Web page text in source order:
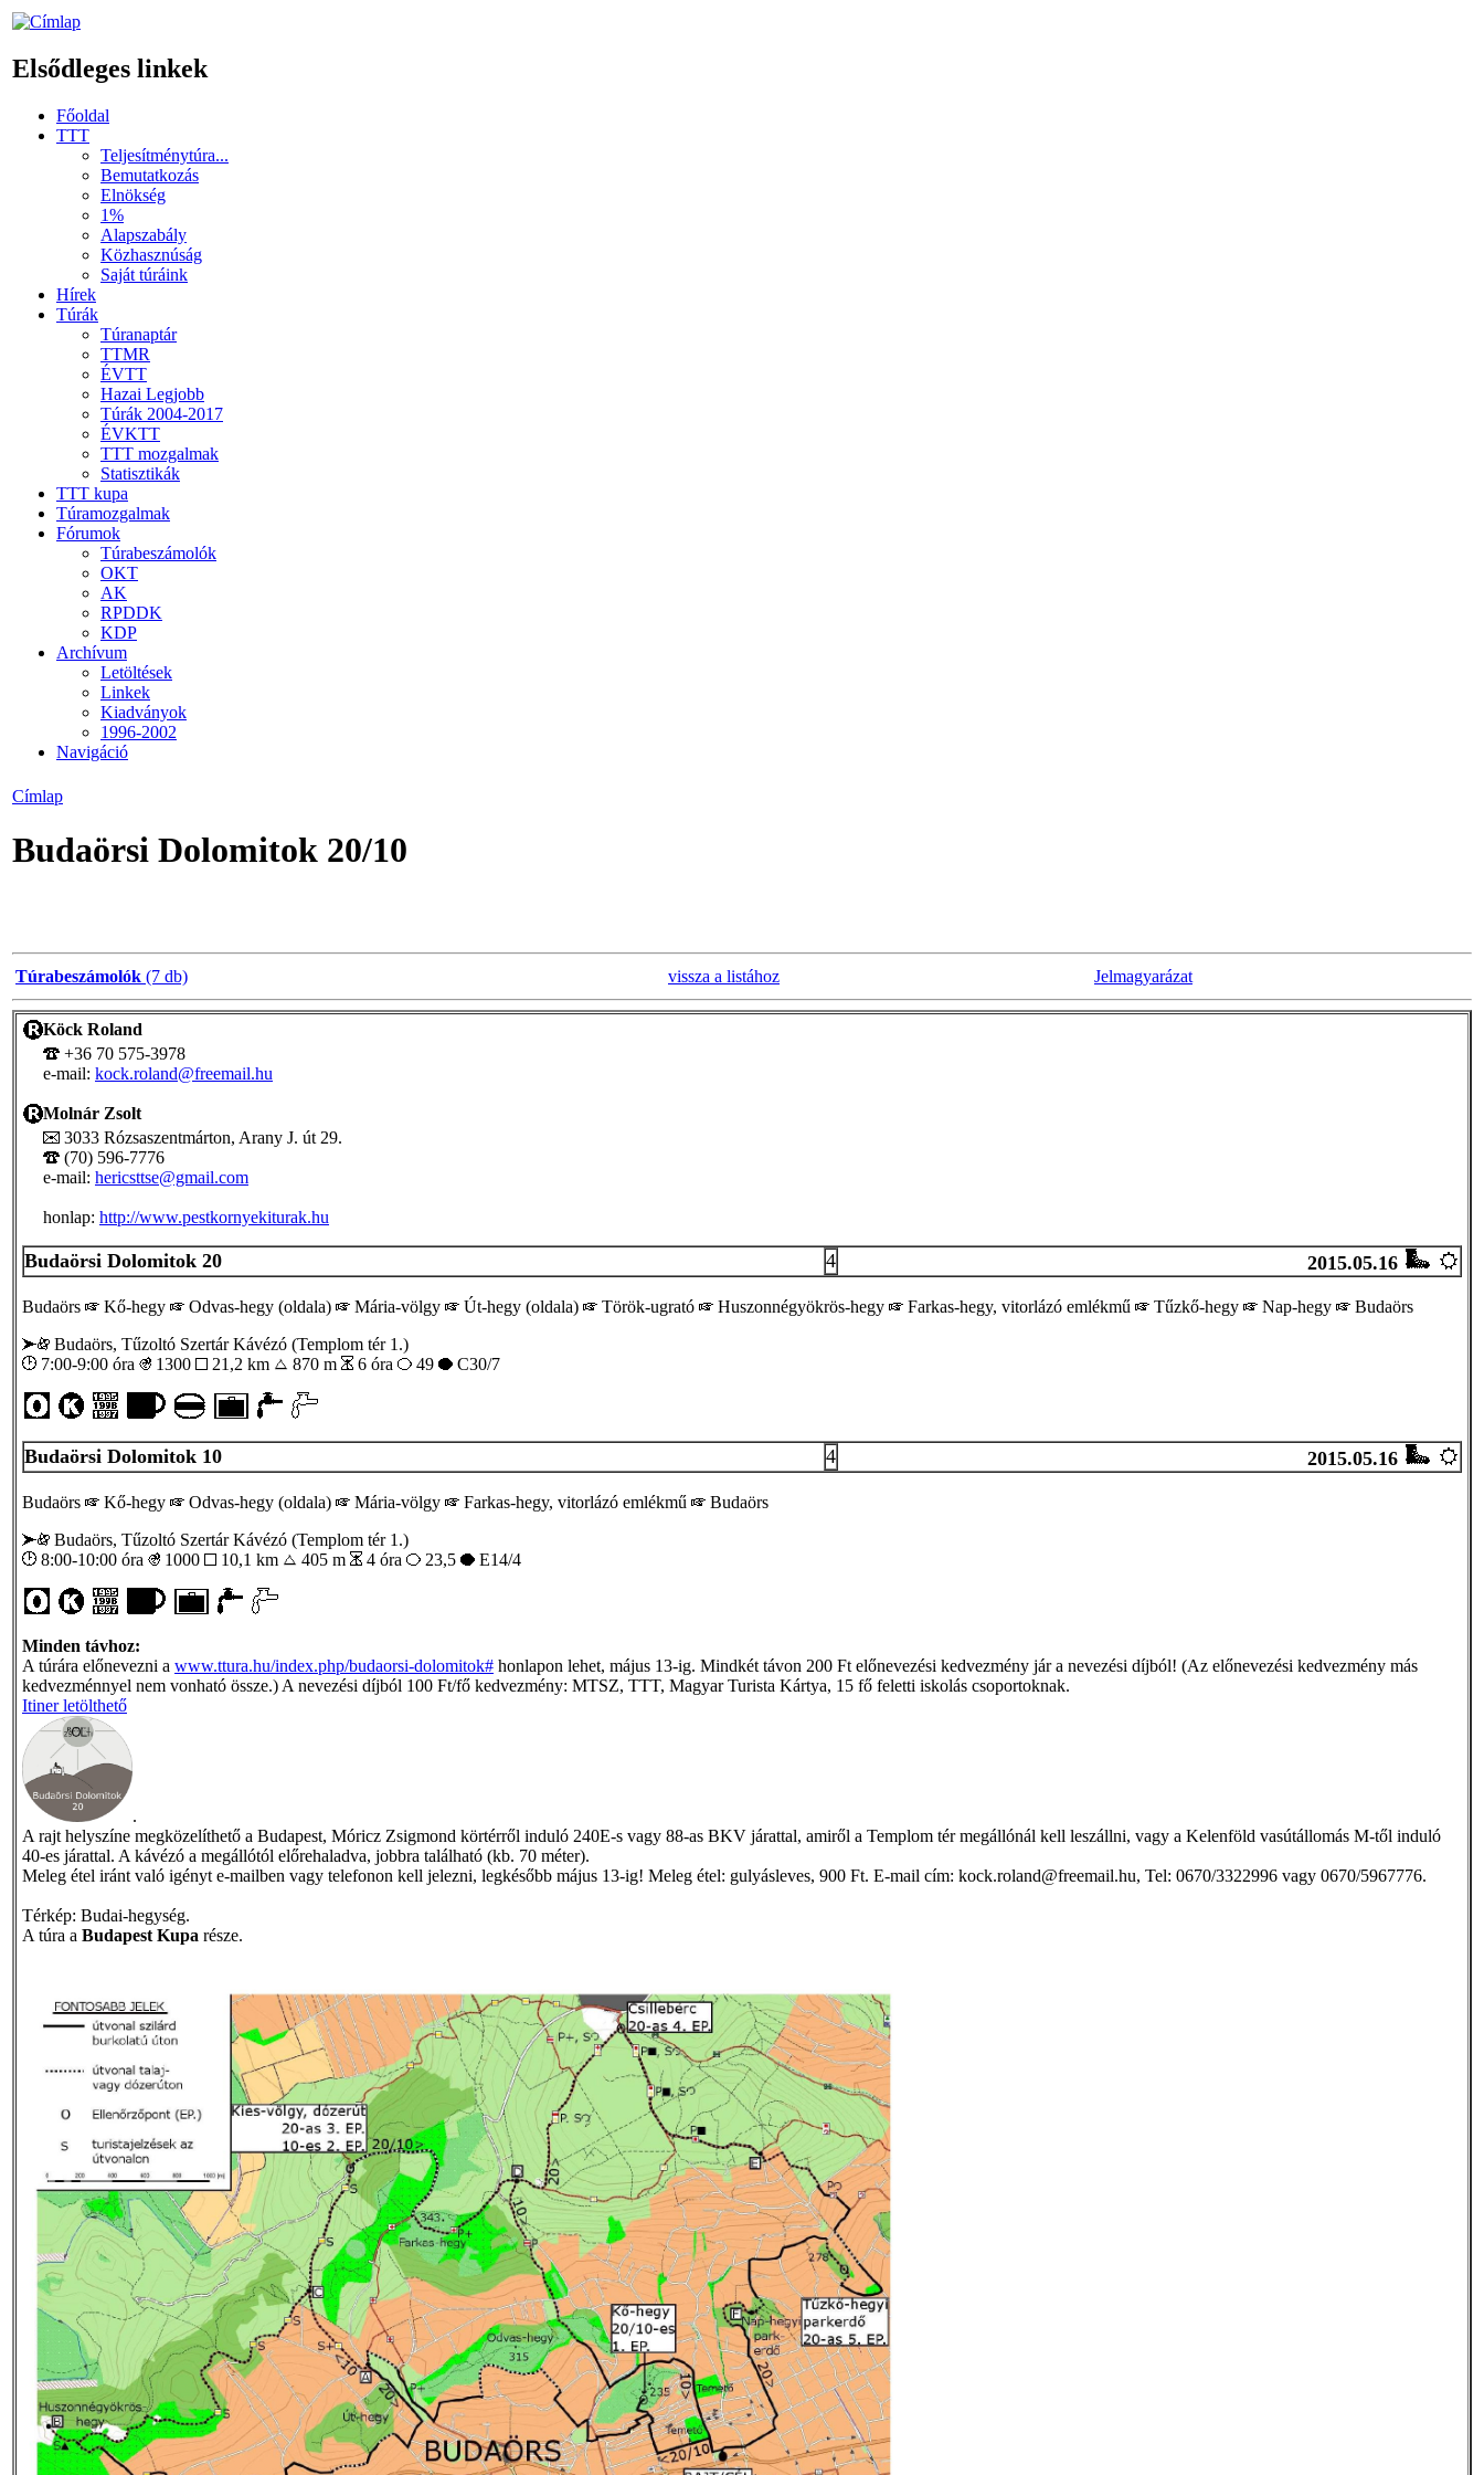
Elsődleges linkek
Főoldal
TTT
Teljesítménytúra...
Bemutatkozás
Elnökség
1%
Alapszabály
Közhasznúság
Saját túráink
Hírek
Túrák
Túranaptár
TTMR
ÉVTT
Hazai Legjobb
Túrák 2004-2017
ÉVKTT
TTT mozgalmak
Statisztikák
TTT kupa
Túramozgalmak
Fórumok
Túrabeszámolók
OKT
AK
RPDDK
KDP
Archívum
Letöltések
Linkek
Kiadványok
1996-2002
Navigáció
Címlap
Budaörsi Dolomitok 20/10
Túrabeszámolók (7 db) vissza a listához Jelmagyarázat
Köck Roland
+36 70 575-3978
e-mail: kock.roland@freemail.hu
Molnár Zsolt
3033 Rózsaszentmárton, Arany J. út 29.
(70) 596-7776
e-mail: hericsttse@gmail.com
honlap: http://www.pestkornyekiturak.hu
Budaörsi Dolomitok 20 4 2015.05.16
Budaörs Kő-hegy Odvas-hegy (oldala) Mária-völgy Út-hegy (oldala) Török-ugrató Huszonnégyökrös-hegy Farkas-hegy, vitorlázó emlékmű Tűzkő-hegy Nap-hegy
Budaörs
Budaörs, Tűzoltó Szertár Kávézó (Templom tér 1.)
7:00-9:00 óra
1300 21,2 km 870 m 6 óra 49 C30/7
Budaörsi Dolomitok 10 4 2015.05.16
Budaörs Kő-hegy Odvas-hegy (oldala) Mária-völgy Farkas-hegy, vitorlázó emlékmű
Budaörs
Budaörs, Tűzoltó Szertár Kávézó (Templom tér 1.)
8:00-10:00 óra
1000 10,1 km 405 m 4 óra 23,5 E14/4
Minden távhoz:
A túrára előnevezni a www.ttura.hu/index.php/budaorsi-dolomitok# honlapon lehet, május 13-ig. Mindkét távon 200 Ft előnevezési kedvezmény jár a nevezési díjból! (Az előnevezési kedvezmény más
kedvezménnyel nem vonható össze.) A nevezési díjból 100 Ft/fő kedvezmény: MTSZ, TTT, Magyar Turista Kártya, 15 fő feletti iskolás csoportoknak.
Itiner letölthető
.
A rajt helyszíne megközelíthető a Budapest, Móricz Zsigmond körtérről induló 240E-s vagy 88-as BKV járattal, amiről a Templom tér megállónál kell leszállni, vagy a Kelenföld vasútállomás M-től induló
40-es járattal. A kávézó a megállótól előrehaladva, jobbra található (kb. 70 méter).
Meleg étel iránt való igényt e-mailben vagy telefonon kell jelezni, legkésőbb május 13-ig! Meleg étel: gulyásleves, 900 Ft. E-mail cím: kock.roland@freemail.hu, Tel: 0670/3322996 vagy 0670/5967776.
Térkép: Budai-hegység.
A túra a Budapest Kupa része.